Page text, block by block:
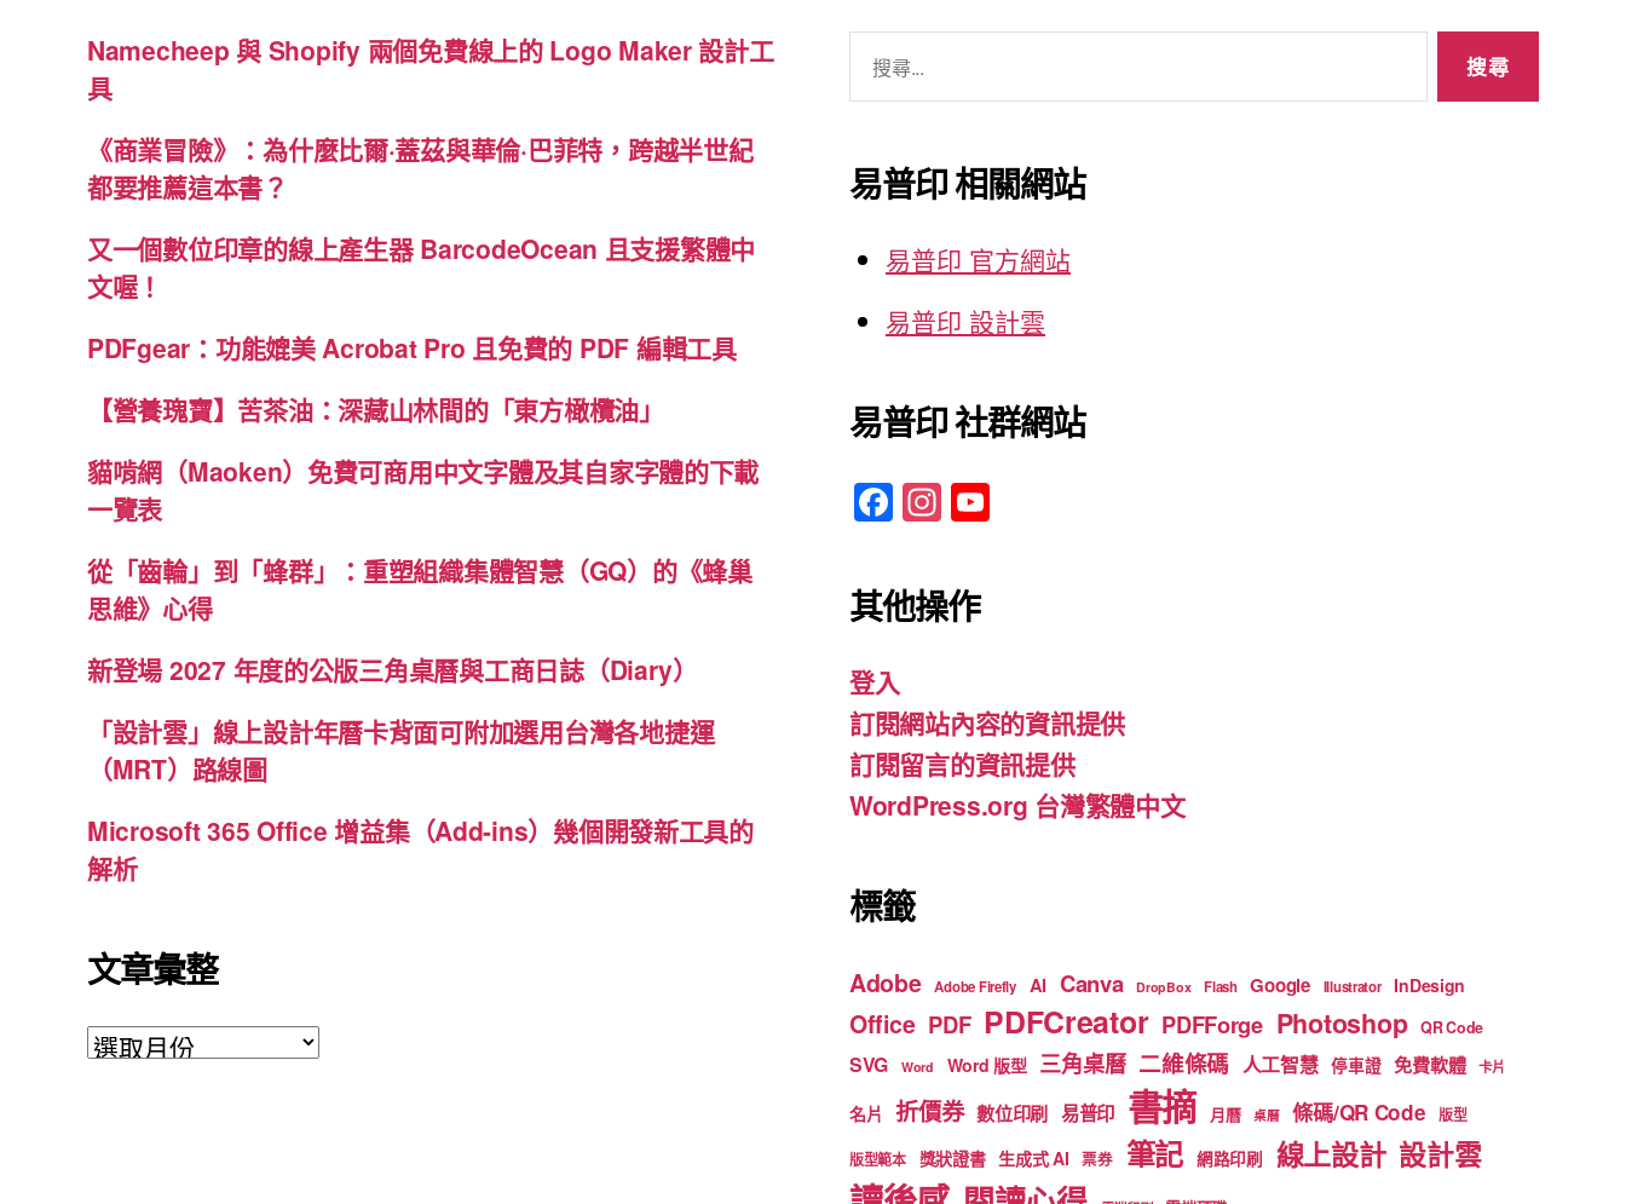
Namecheep 與 Shopify 兩個免費線上的 Logo Maker 設計工
具
《商業冒險》：為什麼比爾·蓋茲與華倫·巴菲特，跨越半世紀
都要推薦這本書？
又一個數位印章的線上產生器 BarcodeOcean 且支援繁體中
文喔！
PDFgear：功能媲美 Acrobat Pro 且免費的 PDF 編輯工具
【營養瑰寶】苦茶油：深藏山林間的「東方橄欖油」
貓啃網（Maoken）免費可商用中文字體及其自家字體的下載
一覽表
從「齒輪」到「蜂群」：重塑組織集體智慧（GQ）的《蜂巢
思維》心得
新登場 2027 年度的公版三角桌曆與工商日誌（Diary）
「設計雲」線上設計年曆卡背面可附加選用台灣各地捷運
（MRT）路線圖
Microsoft 365 Office 增益集（Add-ins）幾個開發新工具的
解析
文章彙整
文
字:
易普印 相關網站
易普印 官方網站
易普印 設計雲
易普印 社群網站
F
a
c
e
o
o
k
In
st
a
gr
m b
e
其他操作
登入
訂閱網站內容的資訊提供
訂閱留言的資訊提供
WordPress.org 台灣繁體中文
標籤
Adobe Adobe Firefly AI Canva DropBox Flash Google Illustrator InDesign
Office PDF PDFCreator PDFForge Photoshop QR Code
SVG Word Word 版型 三角桌曆 二維條碼 人工智慧 停車證 免費軟體 卡片
名片 折價券 數位印刷 易普印 書摘 月曆 桌曆 條碼/QR Code 版型
版型範本 獎狀證書 生成式 AI 票券 筆記 網路印刷 線上設計 設計雲